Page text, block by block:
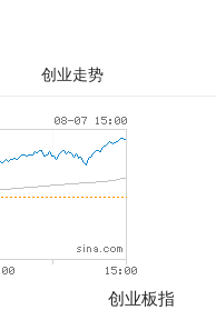
创业走势
创业板指